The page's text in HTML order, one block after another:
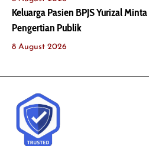
Keluarga Pasien BPJS Yurizal Minta
Pengertian Publik
8 August 2026